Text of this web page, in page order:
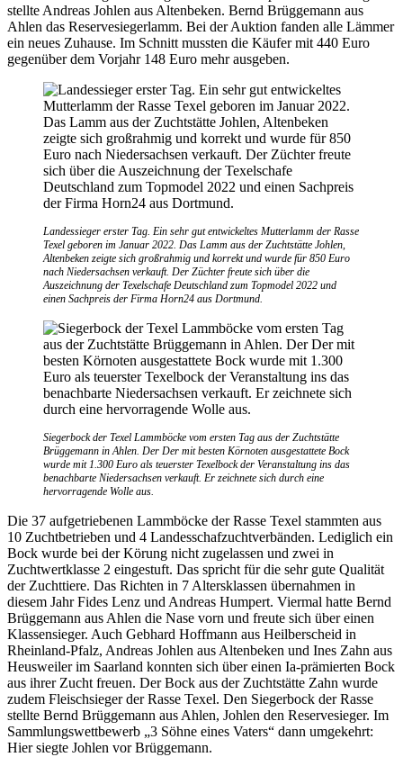
stellte Andreas Johlen aus Altenbeken. Bernd Brüggemann aus
Ahlen das Reservesiegerlamm. Bei der Auktion fanden alle Lämmer
ein neues Zuhause. Im Schnitt mussten die Käufer mit 440 Euro
gegenüber dem Vorjahr 148 Euro mehr ausgeben.
Landessieger erster Tag. Ein sehr gut entwickeltes Mutterlamm der Rasse
Texel geboren im Januar 2022. Das Lamm aus der Zuchtstätte Johlen,
Altenbeken zeigte sich großrahmig und korrekt und wurde für 850 Euro
nach Niedersachsen verkauft. Der Züchter freute sich über die
Auszeichnung der Texelschafe Deutschland zum Topmodel 2022 und
einen Sachpreis der Firma Horn24 aus Dortmund.
Siegerbock der Texel Lammböcke vom ersten Tag aus der Zuchtstätte
Brüggemann in Ahlen. Der Der mit besten Körnoten ausgestattete Bock
wurde mit 1.300 Euro als teuerster Texelbock der Veranstaltung ins das
benachbarte Niedersachsen verkauft. Er zeichnete sich durch eine
hervorragende Wolle aus.
Die 37 aufgetriebenen Lammböcke der Rasse Texel stammten aus
10 Zuchtbetrieben und 4 Landesschafzucht­verbänden. Lediglich ein
Bock wurde bei der Körung nicht zugelassen und zwei in
Zuchtwertklasse 2 eingestuft. Das spricht für die sehr gute Qualität
der Zuchttiere. Das Richten in 7 Altersklassen übernahmen in
diesem Jahr Fides Lenz und Andreas Humpert. Viermal hatte Bernd
Brüggemann aus Ahlen die Nase vorn und freute sich über einen
Klassensieger. Auch Gebhard Hoffmann aus Heilberscheid in
Rheinland-Pfalz, Andreas Johlen aus Altenbeken und Ines Zahn aus
Heusweiler im Saarland konnten sich über einen Ia-prämierten Bock
aus ihrer Zucht freuen. Der Bock aus der Zuchtstätte Zahn wurde
zudem Fleischsieger der Rasse Texel. Den Siegerbock der Rasse
stellte Bernd Brüggemann aus Ahlen, Johlen den Reservesieger. Im
Sammlungswettbewerb „3 Söhne eines Vaters“ dann umgekehrt:
Hier siegte Johlen vor Brüggemann.